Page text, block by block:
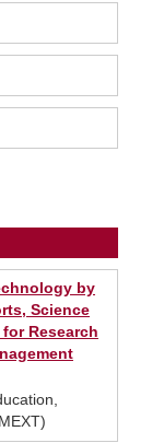
by
Science
Research